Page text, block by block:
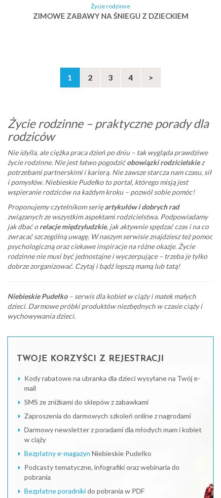
Życie rodzinne
ZIMOWE ZABAWY NA ŚNIEGU Z DZIECKIEM
1 2 3 4 >
Życie rodzinne – praktyczne porady dla
rodziców
Nie idylla, ale ciężka praca dzień po dniu – tak wygląda prawdziwe
życie rodzinne. Nie jest łatwo pogodzićobowiązki rodzicielskiez
potrzebami partnerskimi i karierą. Nie zawsze starcza nam czasu, sił
i pomysłów. Niebieskie Pudełko to portal, którego misją jest
wspieranie rodziców na każdym kroku – pozwól sobie pomóc!
Proponujemy czytelnikom serięartykułów i dobrych rad
związanych ze wszystkim aspektami rodzicielstwa. Podpowiadamy
jak dbać orelacje międzyludzkie, jak aktywnie spędzać czas i na co
zwracać szczególną uwagę. W naszym serwisie znajdziesz też pomoc
psychologiczną oraz ciekawe inspiracje na różne okazje. Życie
rodzinne nie musi być jednostajne i wyczerpujące – trzeba je tylko
dobrze zorganizować. Czytaj i bądź lepszą mamą lub tatą!
Niebieskie Pudełko– serwis dla kobiet w ciąży i matek małych
dzieci. Darmowe próbki produktów niezbędnych w czasie ciąży i
wychowywania dzieci.
TWOJE KORZYŚCI Z REJESTRACJI
Kody rabatowe na ubranka dla dzieci wysyłane na Twój e-
mail
SMS ze zniżkami do sklepów z zabawkami
Zaproszenia do darmowych szkoleń online z nagrodami
Darmowy newsletter z poradami dla młodych mam i kobiet
w ciąży
Bezpłatny e-magazyn Niebieskie Pudełko
Podcasty tematyczne, infografiki oraz webinaria do
pobrania
Bezpłatne poradnikido pobrania w PDF